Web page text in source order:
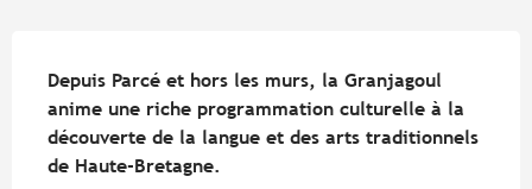
Depuis Parcé et hors les murs, la Granjagoul
anime une riche programmation culturelle à la
découverte de la langue et des arts traditionnels
de Haute-Bretagne.